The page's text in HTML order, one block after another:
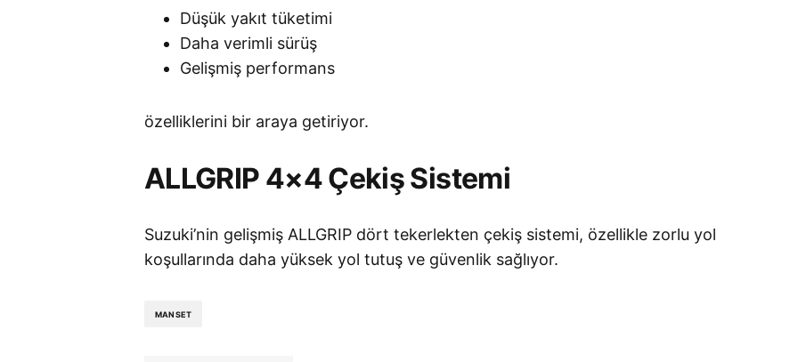
Düşük yakıt tüketimi
Daha verimli sürüş
Gelişmiş performans
özelliklerini bir araya getiriyor.
ALLGRIP 4×4 Çekiş Sistemi
Suzuki’nin gelişmiş ALLGRIP dört tekerlekten çekiş sistemi, özellikle zorlu yol
koşullarında daha yüksek yol tutuş ve güvenlik sağlıyor.
MANSET